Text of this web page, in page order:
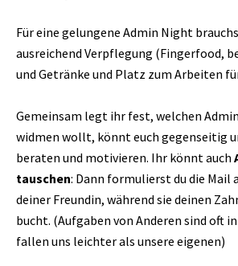
Für eine gelungene Admin Night
ausreichend Verpflegung (Fingerfood,
und Getränke und Platz zum Arbeiten
Gemeinsam legt ihr fest, welchen
widmen wollt, könnt euch gegenseitig
beraten und motivieren. Ihr könnt auch
tauschen: Dann formulierst du die Mail
deiner Freundin, während sie deinen
bucht. (Aufgaben von Anderen sind oft
fallen uns leichter als unsere eigenen)